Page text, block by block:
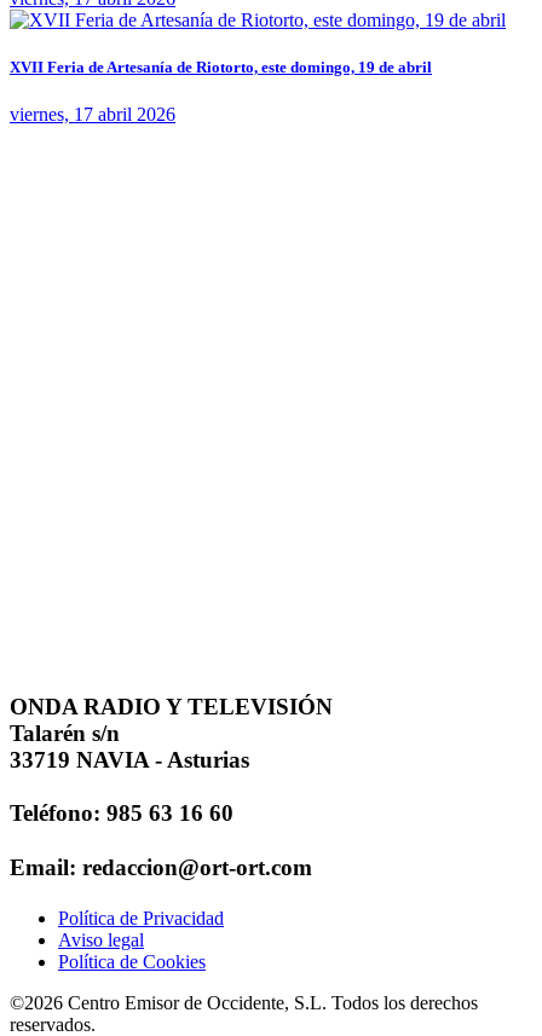
XVII Feria de Artesanía de Riotorto, este domingo, 19 de abril
viernes, 17 abril 2026
ONDA RADIO Y TELEVISIÓN
Talarén s/n
33719 NAVIA - Asturias
Teléfono: 985 63 16 60
Email: redaccion@ort-ort.com
Política de Privacidad
Aviso legal
Política de Cookies
©2026 Centro Emisor de Occidente, S.L. Todos los derechos
reservados.